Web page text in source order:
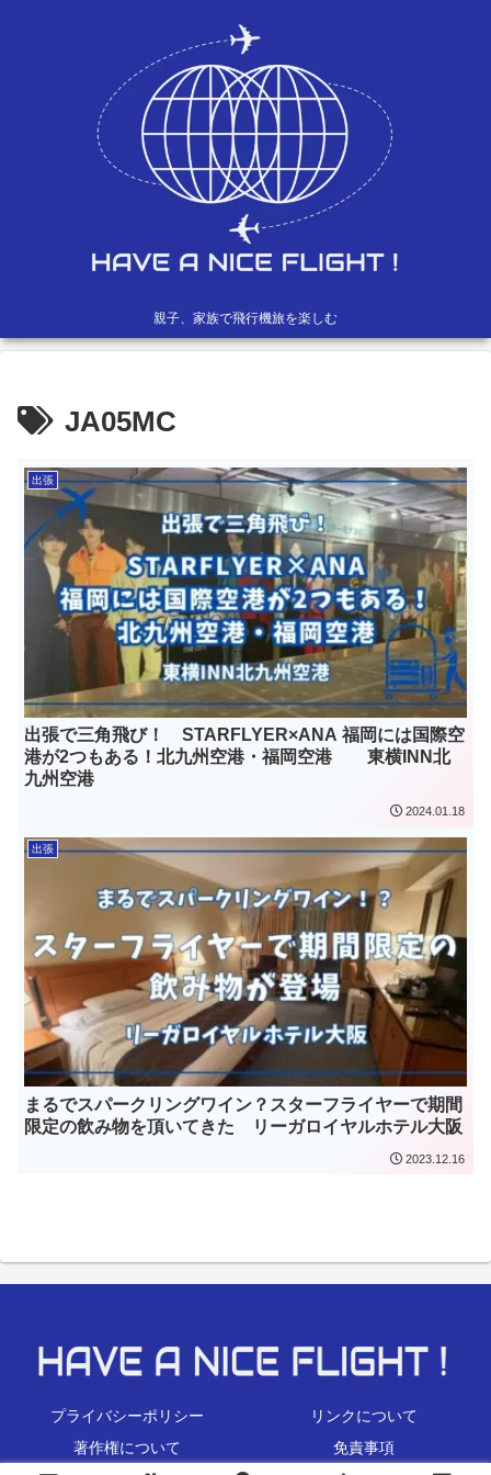
親子、家族で飛行機旅を楽しむ
JA05MC
出張
出張で三角飛び！ STARFLYER×ANA 福岡には国際空
港が2つもある！北九州空港・福岡空港 東横INN北
九州空港
2024.01.18
出張
まるでスパークリングワイン？スターフライヤーで期間
限定の飲み物を頂いてきた リーガロイヤルホテル大阪
2023.12.16
プライバシーポリシー
リンクについて
著作権について
免責事項